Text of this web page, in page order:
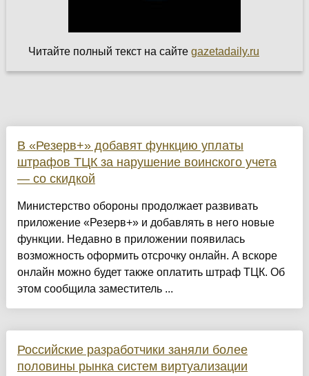
Читайте полный текст на сайте gazetadaily.ru
В «Резерв+» добавят функцию уплаты
штрафов ТЦК за нарушение воинского учета
— со скидкой
Министерство обороны продолжает развивать
приложение «Резерв+» и добавлять в него новые
функции. Недавно в приложении появилась
возможность оформить отсрочку онлайн. А вскоре
онлайн можно будет также оплатить штраф ТЦК. Об
этом сообщила заместитель ...
Российские разработчики заняли более
половины рынка систем виртуализации